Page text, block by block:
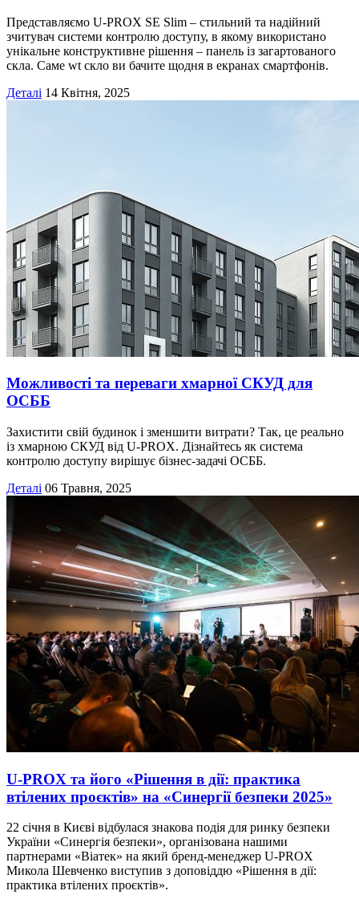
Представляємо U-PROX SE Slim – стильний та надійний
зчитувач системи контролю доступу, в якому використано
унікальне конструктивне рішення – панель із загартованого
скла. Cаме wt скло ви бачите щодня в екранах смартфонів.
Деталі 14 Квітня, 2025
Можливості та переваги хмарної СКУД для
ОСББ
Захистити свій будинок і зменшити витрати? Так, це реально
із хмарною СКУД від U-PROX. Дізнайтесь як система
контролю доступу вирішує бізнес-задачі ОСББ.
Деталі 06 Травня, 2025
U-PROX та його «Рішення в дії: практика
втілених проєктів» на «Синергії безпеки 2025»
22 січня в Києві відбулася знакова подія для ринку безпеки
України «Синергія безпеки», організована нашими
партнерами «Віатек» на який бренд-менеджер U-PROX
Микола Шевченко виступив з доповіддю «Рішення в дії:
практика втілених проєктів».